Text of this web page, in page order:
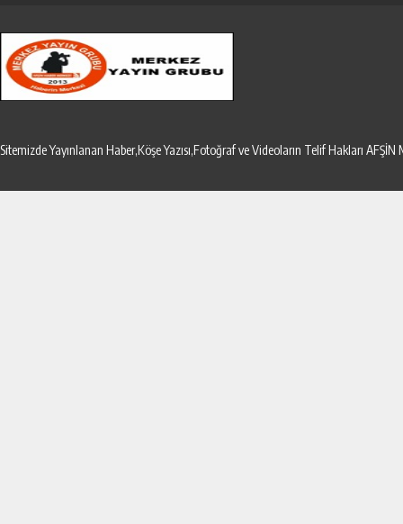
Sitemizde Yayınlanan Haber,Köşe Yazısı,Fotoğraf ve Videoların Telif Hakları